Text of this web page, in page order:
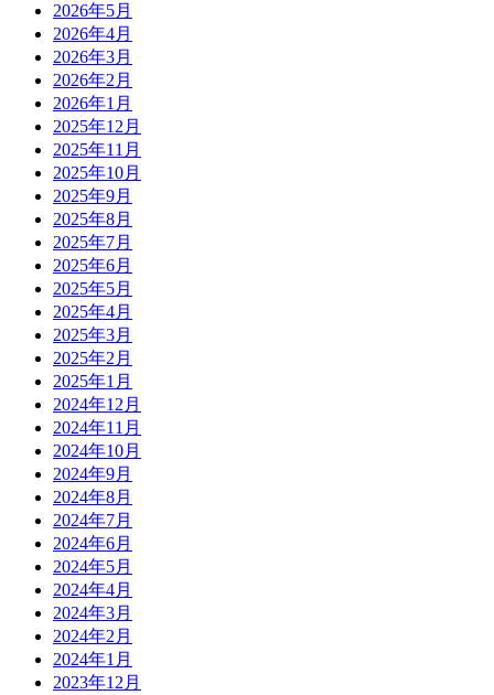
2026年5月
2026年4月
2026年3月
2026年2月
2026年1月
2025年12月
2025年11月
2025年10月
2025年9月
2025年8月
2025年7月
2025年6月
2025年5月
2025年4月
2025年3月
2025年2月
2025年1月
2024年12月
2024年11月
2024年10月
2024年9月
2024年8月
2024年7月
2024年6月
2024年5月
2024年4月
2024年3月
2024年2月
2024年1月
2023年12月